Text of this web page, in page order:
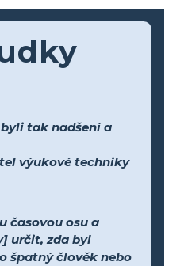
tak nadšení a
výukové techniky
časovou osu a
určit, zda byl
špatný člověk nebo